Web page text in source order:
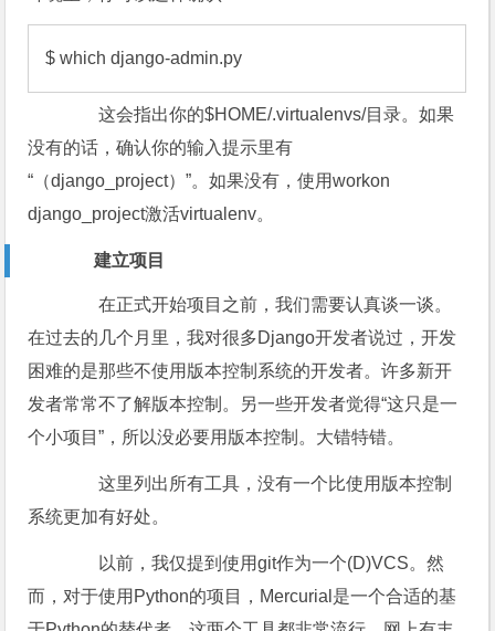
$ which django-admin.py
这会指出你的$HOME/.virtualenvs/目录。如果
没有的话，确认你的输入提示里有
“（django_project）”。如果没有，使用workon
django_project激活virtualenv。
建立项目
在正式开始项目之前，我们需要认真谈一谈。
在过去的几个月里，我对很多Django开发者说过，开发
困难的是那些不使用版本控制系统的开发者。许多新开
发者常常不了解版本控制。另一些开发者觉得“这只是一
个小项目”，所以没必要用版本控制。大错特错。
这里列出所有工具，没有一个比使用版本控制
系统更加有好处。
以前，我仅提到使用git作为一个(D)VCS。然
而，对于使用Python的项目，Mercurial是一个合适的基